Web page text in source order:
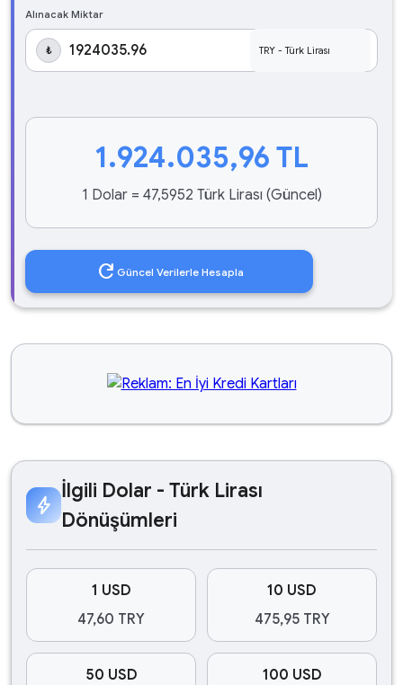
Alınacak Miktar
₺
1.924.035,96 TL
1 Dolar = 47,5952 Türk Lirası (Güncel)
refresh Güncel Verilerle Hesapla
bolt
İlgili Dolar - Türk Lirası
Dönüşümleri
1 USD
47,60 TRY
10 USD
475,95 TRY
50 USD
100 USD